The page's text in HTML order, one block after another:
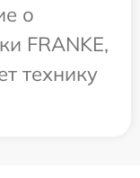
о
FRANKE,
технику